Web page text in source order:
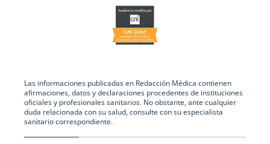
Las informaciones publicadas en Redacción Médica contienen
afirmaciones, datos y declaraciones procedentes de instituciones
oficiales y profesionales sanitarios. No obstante, ante cualquier
duda relacionada con su salud, consulte con su especialista
sanitario correspondiente.